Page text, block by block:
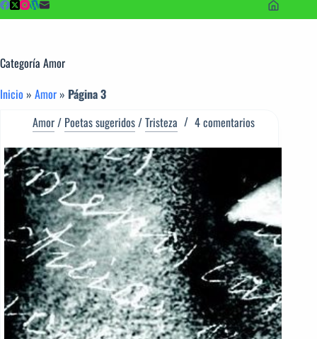
Categoría Amor
Inicio » Amor » Página 3
Amor/ Poetas sugeridos/Tristeza 4 comentarios